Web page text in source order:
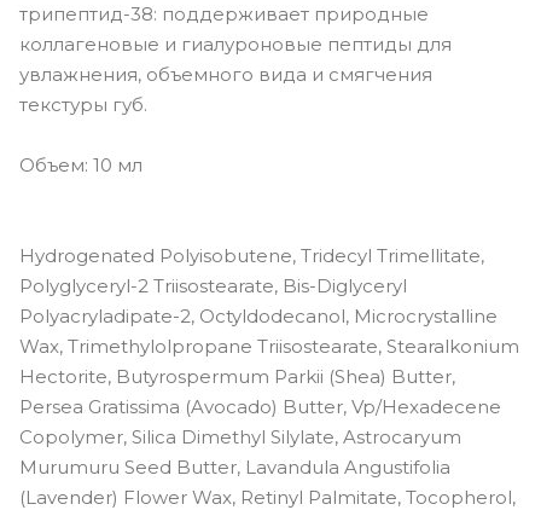
трипептид-38: поддерживает природные
коллагеновые и гиалуроновые пептиды для
увлажнения, объемного вида и смягчения
текстуры губ.
Объем: 10 мл
Hydrogenated Polyisobutene, Tridecyl Trimellitate,
Polyglyceryl-2 Triisostearate, Bis-Diglyceryl
Polyacryladipate-2, Octyldodecanol, Microcrystalline
Wax, Trimethylolpropane Triisostearate, Stearalkonium
Hectorite, Butyrospermum Parkii (Shea) Butter,
Persea Gratissima (Avocado) Butter, Vp/Hexadecene
Copolymer, Silica Dimethyl Silylate, Astrocaryum
Murumuru Seed Butter, Lavandula Angustifolia
(Lavender) Flower Wax, Retinyl Palmitate, Tocopherol,